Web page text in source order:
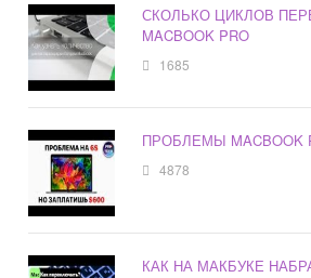
СКОЛЬКО ЦИКЛОВ
MACBOOK PRO
1685
ПРОБЛЕМЫ MACBOOK
4878
КАК НА МАКБУКЕ